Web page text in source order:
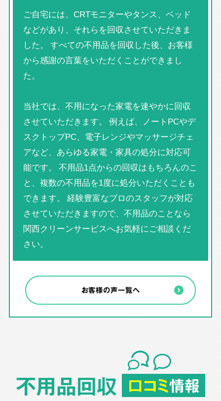
ご自宅には、CRTモニターやタンス、ベッド
などがあり、それらを回収させていただきま
した。 すべての不用品を回収した後、お客様
から感謝の言葉をいただくことができまし
た。
当社では、不用になった家電を速やかに回収
させていただきます。 例えば、ノートPCやデ
スクトップPC、電子レンジやマッサージチェ
アなど、あらゆる家電・家具の処分に対応可
能です。 不用品1点からの回収はもちろんのこ
と、複数の不用品を1度に処分いただくことも
できます。 経験豊富なプロのスタッフが対応
させていただきますので、不用品のことなら
関西クリーンサービスへお気軽にご相談くだ
さい。
お客様の声一覧へ
不用品回収 口コミ情報